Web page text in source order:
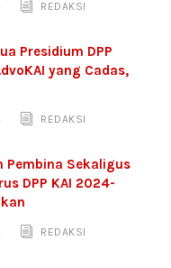
REDAKSI
Presidium DPP
yang Cadas,
REDAKSI
Pembina Sekaligus
DPP KAI 2024-
REDAKSI